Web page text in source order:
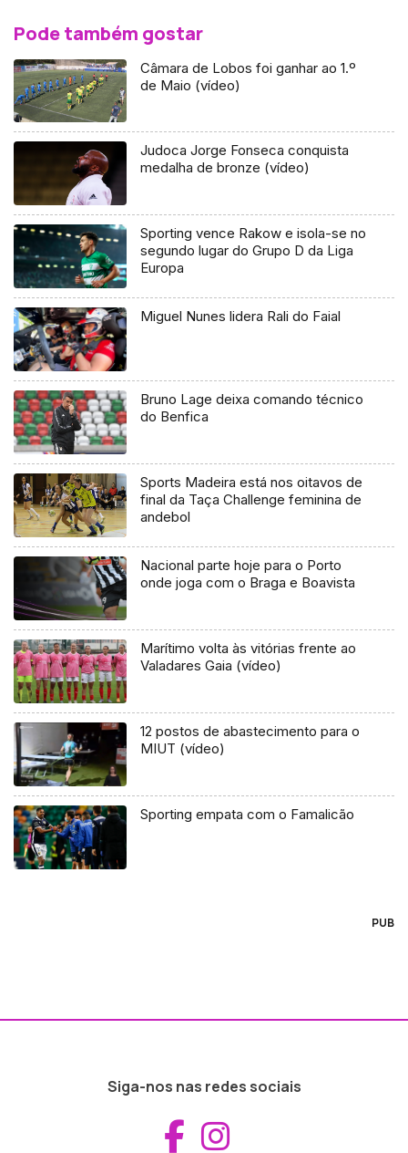
Pode também gostar
Câmara de Lobos foi ganhar ao 1.º
de Maio (vídeo)
Judoca Jorge Fonseca conquista
medalha de bronze (vídeo)
Sporting vence Rakow e isola-se no
segundo lugar do Grupo D da Liga
Europa
Miguel Nunes lidera Rali do Faial
Bruno Lage deixa comando técnico
do Benfica
Sports Madeira está nos oitavos de
final da Taça Challenge feminina de
andebol
Nacional parte hoje para o Porto
onde joga com o Braga e Boavista
Marítimo volta às vitórias frente ao
Valadares Gaia (vídeo)
12 postos de abastecimento para o
MIUT (vídeo)
Sporting empata com o Famalicão
PUB
Siga-nos nas redes sociais
Aceder ao